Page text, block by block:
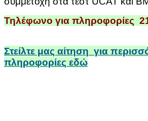
Τηλέφωνο για πληροφορίες
Στείλτε μας αίτηση για
πληροφορίες εδώ